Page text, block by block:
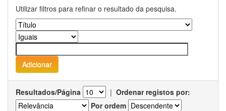
Utilizar filtros para refinar o resultado da pesquisa.
Resultados/Página | Ordenar registos por:
Por ordem